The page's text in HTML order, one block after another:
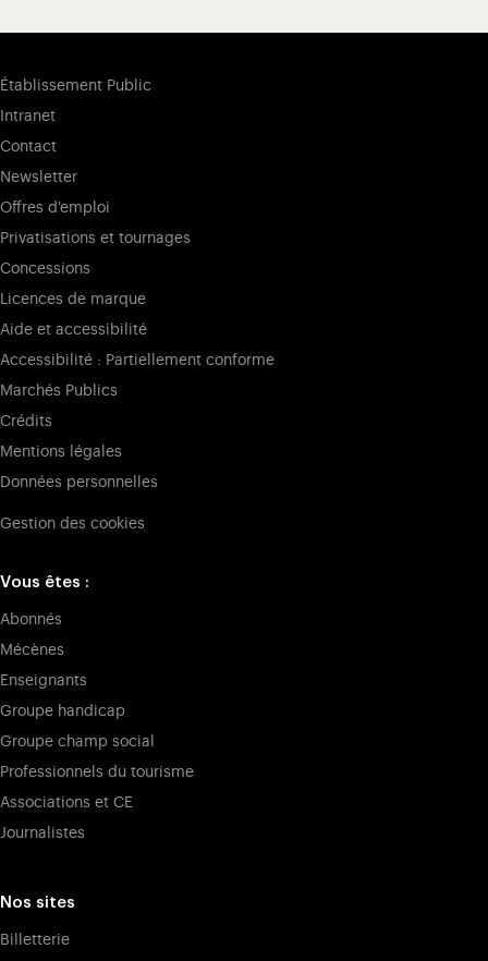
Établissement Public
Intranet
Contact
Newsletter
Offres d'emploi
Privatisations et tournages
Concessions
Licences de marque
Aide et accessibilité
Accessibilité : Partiellement conforme
Marchés Publics
Crédits
Mentions légales
Données personnelles
Gestion des cookies
Vous êtes :
Abonnés
Mécènes
Enseignants
Groupe handicap
Groupe champ social
Professionnels du tourisme
Associations et CE
Journalistes
Nos sites
Billetterie